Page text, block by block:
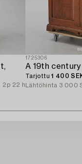
2p 22 h
1725306
A 19th
Tarjottu1 400
Lähtöhinta 3 000